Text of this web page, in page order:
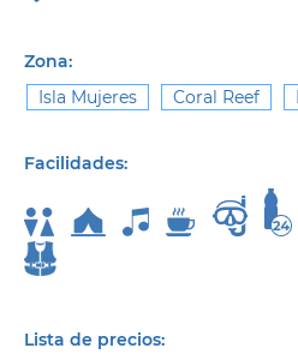
Zona:
Isla Mujeres
Coral Reef
Facilidades:
Lista de precios: